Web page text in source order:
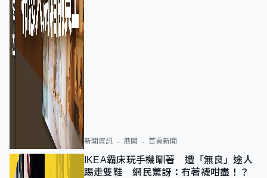
新聞資訊 港聞 首頁新聞
IKEA霸床玩手機瞓著 遭「無良」途人
踢走雙鞋 網民驚訝：冇著襪咁盡！？